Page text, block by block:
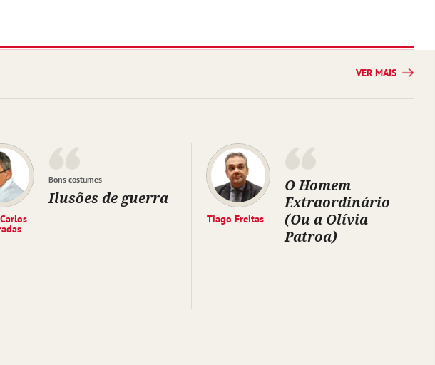
VER MAIS
Bons costumes
Ilusões de guerra
Tiago Freitas
O Homem
Extraordinário
(Ou a Olívia
Patroa)